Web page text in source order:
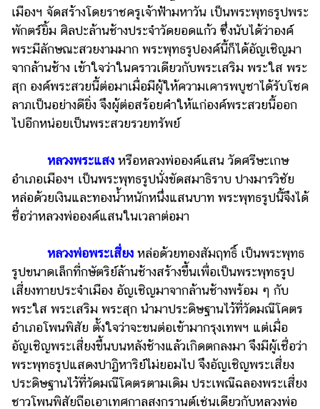
เมืองฯ จัดสร้างโดยราชครูเจ้าฟ้ามหาวัน เป็นพระพุทธรูปพระ
พักตร์ยิ้ม ศิลปะล้านช้างประจำวัดยอดแก้ว ซึ่งนับได้ว่าองค์
พระมีลักษณะสวยงามมาก พระพุทธรูปองค์นี้ก็ได้อัญเชิญมา
จากล้านช้าง เข้าใจว่าในคราวเดียวกับพระเสริม พระใส พระ
สุก องค์พระสวยนี้ต่อมาเมื่อมีผู้ให้ความเคารพบูชาได้รับโชค
ลาภเป็นอย่างดียิ่ง จึงผู้ต่อสร้อยคำให้แก่องค์พระสวยนี้ออก
ไปอีกหน่อยเป็นพระสวยรวยทรัพย์
หลวงพระแสง หรือหลวงพ่อองค์แสน วัดศรีษะเกษ
อำเภอเมืองฯ เป็นพระพุทธรูปนั่งขัดสมาธิราบ ปางมารวิชัย
หล่อด้วยเงินและทองน้ำหนักหนึ่งแสนบาท พระพุทธรูปนี้จึงได้
ชื่อว่าหลวงพ่อองค์แสนในเวลาต่อมา
หลวงพ่อพระเสี่ยง หล่อด้วยทองสัมฤทธิ์ เป็นพระพุทธ
รูปขนาดเล็กที่กษัตริย์ล้านช้างสร้างขึ้นเพื่อเป็นพระพุทธรูป
เสี่ยงทายประจำเมือง อัญเชิญมาจากล้านช้างพร้อม ๆ กับ
พระใส พระเสริม พระสุก นำมาประดิษฐานไว้ที่วัดมณีโคตร
อำเภอโพนพิสัย ตั้งใจว่าจะขนต่อเข้ามากรุงเทพฯ แต่เมื่อ
อัญเชิญพระเสี่ยงขึ้นบนหลังช้างแล้วเกิดตกลงมา จึงมีผู้เชื่อว่า
พระพุทธรูปแสดงปาฏิหาริย์ไม่ยอมไป จึงอัญเชิญพระเสี่ยง
ประดิษฐานไว้ที่วัดมณีโคตรตามเดิม ประเพณีฉลองพระเสี่ยง
ชาวโพนพิสัยถือเอาเทศกาลสงกรานต์เช่นเดียวกับหลวงพ่อ